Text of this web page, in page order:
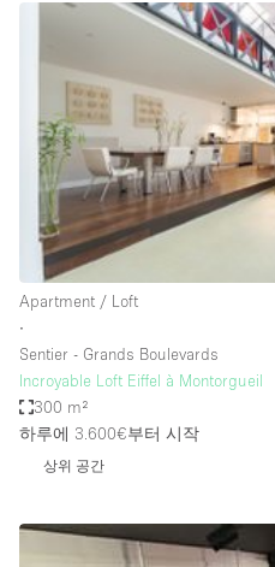
Photo / Filming Studio
Restaurant / Bar / Cafe
Rooftop
Salon
Shop Share
Stall / Market Stall
Truck
Unique Space
Warehouse
공간 기능
Animals Friendly
Apartment / Loft
∙
Sentier - Grands Boulevards
Incroyable Loft Eiffel à Montorgueil
300 m²
하루에 3.600€부터 시작
상위 공간